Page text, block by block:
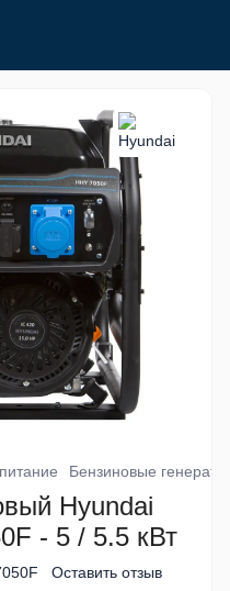
Бензиновые
Hyundai
- 5 / 5.5 кВт
Оставить отзыв